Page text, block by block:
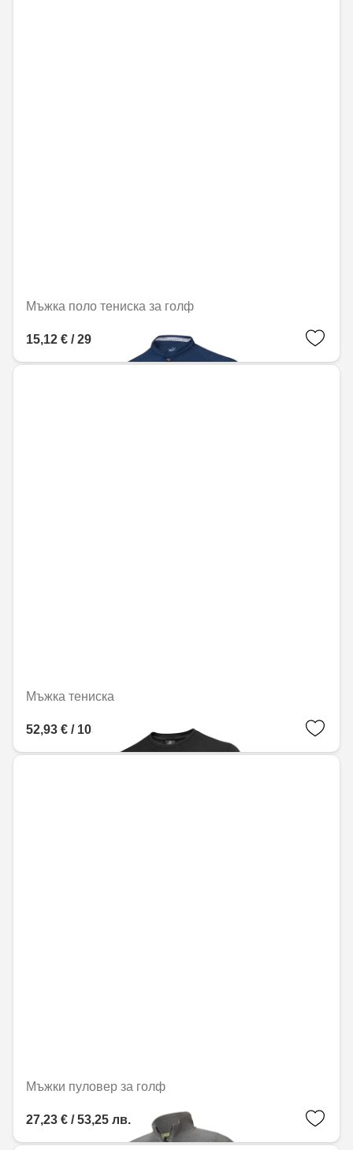
Мъжка поло тениска за голф
15,12 € / 29,57 лв.
Мъжка тениска
52,93 € / 103,53 лв.
Мъжки пуловер за голф
27,23 € / 53,25 лв.